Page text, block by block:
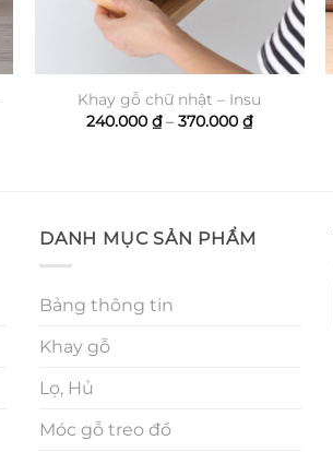
Khay gỗ chữ nhật – Insu
240.000₫ – 370.000₫Khoảng
giá:
DANH MỤC SẢN PHẨM
Bảng thông tin
Khay gỗ
Lọ, Hủ
Móc gỗ treo đồ